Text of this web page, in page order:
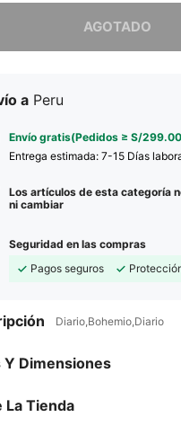
AGOTADO
a Peru
Envío gratis(Pedidos ≥ S/
Entrega estimada: 7-15 Días
Los artículos de esta categoría
ni cambiar
Seguridad en las compras
Pagos seguros
Diario,Bohemio,Diario
Y Dimensiones
La Tienda
4.86
4.86